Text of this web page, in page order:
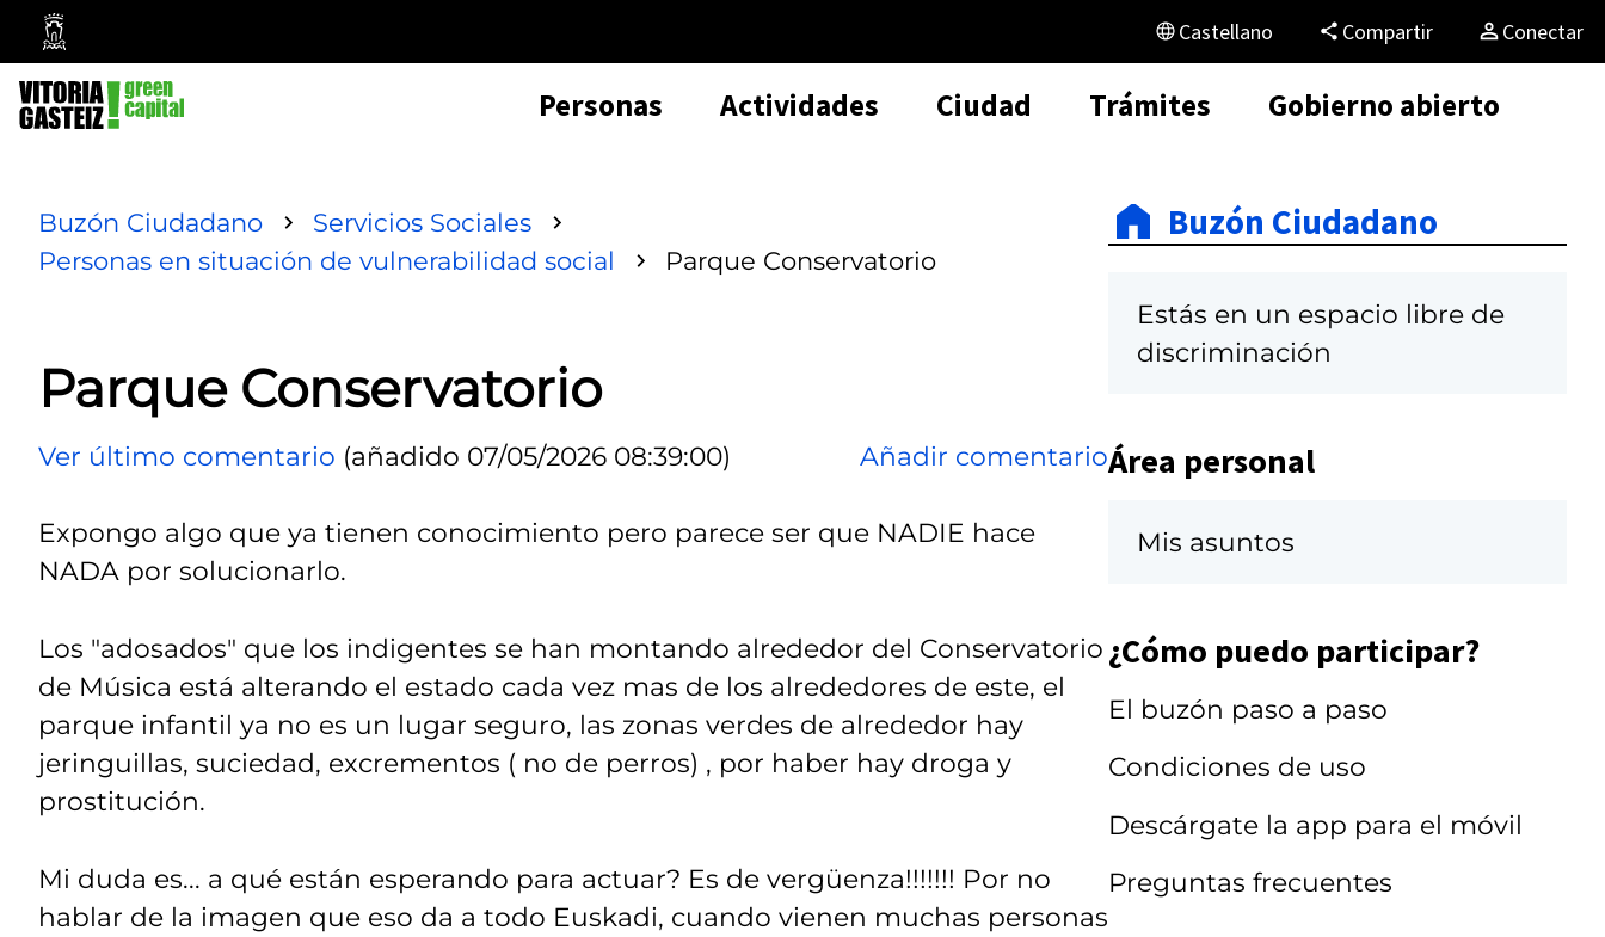
Ayuntamiento
Vitoria-
Gasteiz
Castellano Compartir Conectar
Personas Actividades Ciudad Trámites Gobierno abierto
Buzón Ciudadano
Servicios Sociales
Personas en situación de vulnerabilidad social
Parque Conservatorio
Parque Conservatorio
Ver último comentario (añadido 07/05/2026 08:39:00) Añadir comentario
Expongo algo que ya tienen conocimiento pero parece ser que NADIE hace
NADA por solucionarlo.
Los "adosados" que los indigentes se han montando alrededor del Conservatorio
de Música está alterando el estado cada vez mas de los alrededores de este, el
parque infantil ya no es un lugar seguro, las zonas verdes de alrededor hay
jeringuillas, suciedad, excrementos ( no de perros) , por haber hay droga y
prostitución.
Mi duda es... a qué están esperando para actuar? Es de vergüenza!!!!!!! Por no
hablar de la imagen que eso da a todo Euskadi, cuando vienen muchas personas
Buzón Ciudadano
Estás en un espacio libre de
discriminación
Área personal
Mis asuntos
¿Cómo puedo participar?
El buzón paso a paso
Condiciones de uso
Descárgate la app para el móvil
Preguntas frecuentes